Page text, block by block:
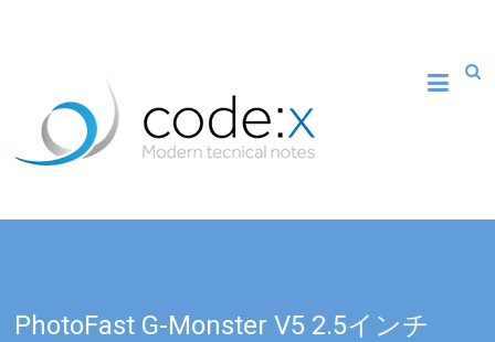
PhotoFast G-Monster V5 2.5インチ